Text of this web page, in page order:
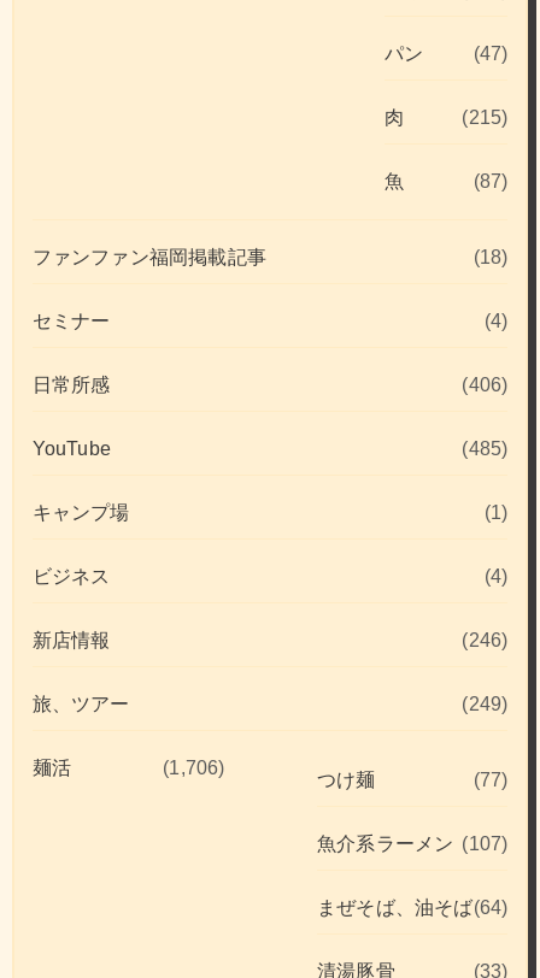
パン (47)
肉 (215)
魚 (87)
ファンファン福岡掲載記事 (18)
セミナー (4)
日常所感 (406)
YouTube (485)
キャンプ場 (1)
ビジネス (4)
新店情報 (246)
旅、ツアー (249)
麺活 (1,706)
つけ麺 (77)
魚介系ラーメン (107)
まぜそば、油そば(64)
清湯豚骨 (33)